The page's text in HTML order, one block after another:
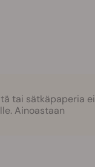
tai sätkäpaperia ei
Ainoastaan